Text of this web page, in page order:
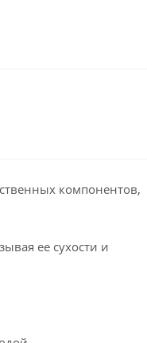
компонентов,
ее сухости и